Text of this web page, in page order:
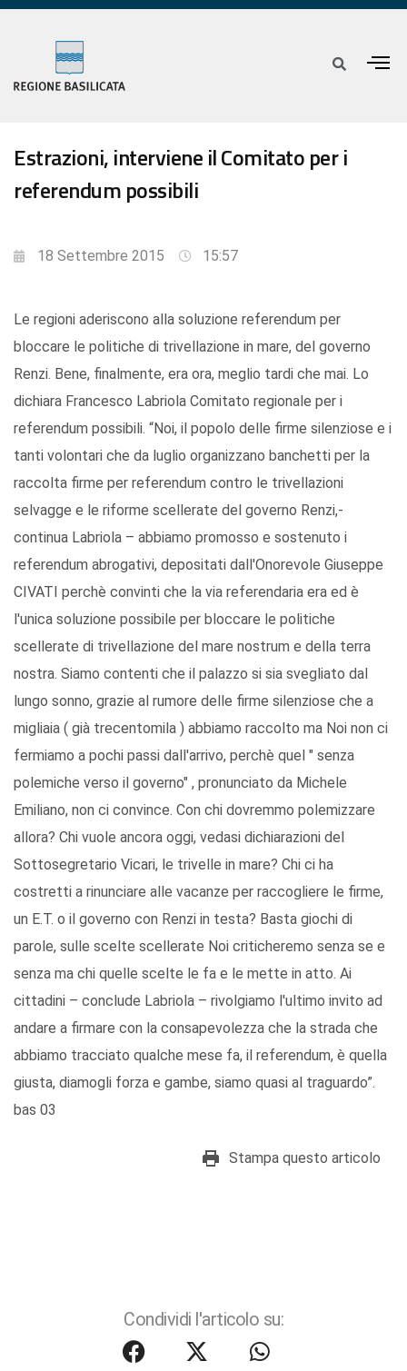
Estrazioni, interviene il Comitato per i
referendum possibili
18 Settembre 2015 15:57
Le regioni aderiscono alla soluzione referendum per
bloccare le politiche di trivellazione in mare, del governo
Renzi. Bene, finalmente, era ora, meglio tardi che mai. Lo
dichiara Francesco Labriola Comitato regionale per i
referendum possibili. “Noi, il popolo delle firme silenziose e i
tanti volontari che da luglio organizzano banchetti per la
raccolta firme per referendum contro le trivellazioni
selvagge e le riforme scellerate del governo Renzi,-
continua Labriola – abbiamo promosso e sostenuto i
referendum abrogativi, depositati dall'Onorevole Giuseppe
CIVATI perchè convinti che la via referendaria era ed è
l'unica soluzione possibile per bloccare le politiche
scellerate di trivellazione del mare nostrum e della terra
nostra. Siamo contenti che il palazzo si sia svegliato dal
lungo sonno, grazie al rumore delle firme silenziose che a
migliaia ( già trecentomila ) abbiamo raccolto ma Noi non ci
fermiamo a pochi passi dall'arrivo, perchè quel " senza
polemiche verso il governo" , pronunciato da Michele
Emiliano, non ci convince. Con chi dovremmo polemizzare
allora? Chi vuole ancora oggi, vedasi dichiarazioni del
Sottosegretario Vicari, le trivelle in mare? Chi ci ha
costretti a rinunciare alle vacanze per raccogliere le firme,
un E.T. o il governo con Renzi in testa? Basta giochi di
parole, sulle scelte scellerate Noi criticheremo senza se e
senza ma chi quelle scelte le fa e le mette in atto. Ai
cittadini – conclude Labriola – rivolgiamo l'ultimo invito ad
andare a firmare con la consapevolezza che la strada che
abbiamo tracciato qualche mese fa, il referendum, è quella
giusta, diamogli forza e gambe, siamo quasi al traguardo”.
bas 03
Stampa questo articolo
Condividi l'articolo su: